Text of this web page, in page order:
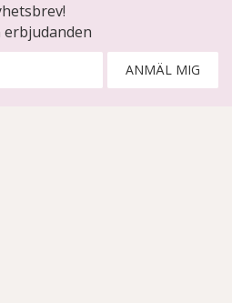
erbjudanden
ANMÄL MIG